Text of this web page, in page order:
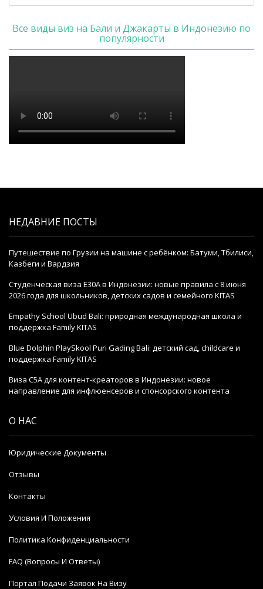
Все виды виз на Бали и Джакарты в Индонезию по
популярности
НЕДАВНИЕ ПОСТЫ
Путешествие по Грузии на машине с ребёнком: Батуми, Тбилиси,
Казбеги и Вардзия
Студенческая виза E30A в Индонезии: новые правила с 8 июня
2026 года для школьников, детских садов и семейного KITAS
Empathy School Ubud Bali: природная международная школа и
поддержка Family KITAS
Blue Dolphin PlaySkool Puri Gading Bali: детский сад, childcare и
поддержка Family KITAS
Виза C5A для контент-креаторов в Индонезии: новое
направление для инфлюенсеров и спонсорского контента
О НАС
Юридические Документы
Отзывы
Контакты
Условия И Положения
Политика Конфиденциальности
FAQ (Вопросы И Ответы)
Портал Подачи Заявок На Визу